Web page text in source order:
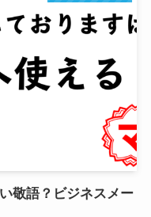
敬語？ビジネスメー